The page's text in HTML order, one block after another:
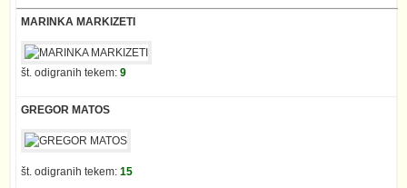
MARINKA MARKIZETI
št. odigranih tekem: 9
GREGOR MATOS
št. odigranih tekem: 15